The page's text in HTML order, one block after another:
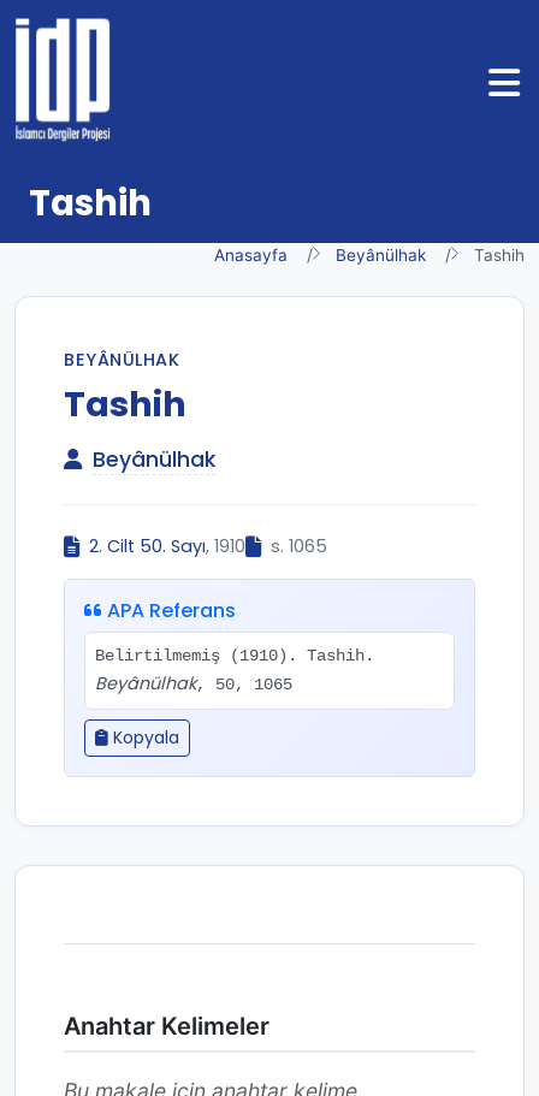
Tashih
Anasayfa Beyânülhak Tashih
BEYÂNÜLHAK
Tashih
Beyânülhak
2. Cilt 50. Sayı, 1910 s. 1065
APA Referans
Belirtilmemiş (1910). Tashih.
Beyânülhak, 50, 1065
Kopyala
Anahtar Kelimeler
Bu makale için anahtar kelime